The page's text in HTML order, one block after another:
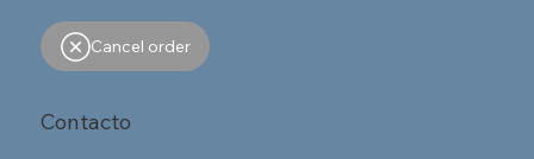
Cancel order
Contacto